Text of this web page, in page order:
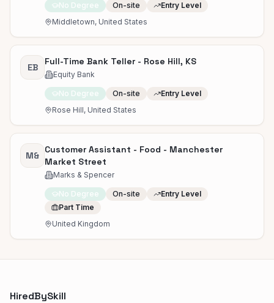
No Degree On-site
Entry Level
Middletown, United States
EB
Full-Time Bank Teller - Rose Hill, KS
Equity Bank
No Degree On-site
Entry Level
Rose Hill, United States
M&
Customer Assistant - Food - Manchester
Market Street
Marks & Spencer
No Degree On-site
Entry Level
Part Time
United Kingdom
HiredBySkill